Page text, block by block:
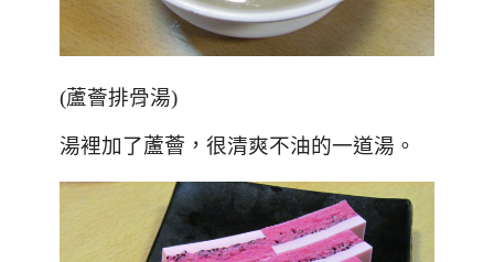
(蘆薈排骨湯)
湯裡加了蘆薈， 很清爽不油的一道湯。